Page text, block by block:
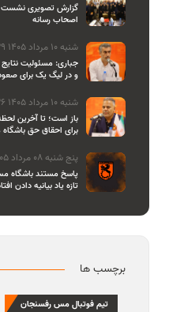
گزارش تصویری نشست
اصحاب رسانه
شنبه 10 مرداد 1405 08:39
جباری: مسئولیت نتایج
و در لیگ یک برای
شنبه 10 مرداد 1405 08:36
برای احقاق حق
پنج شنبه 08 مرداد 1405 20:28
پاسخ مستند باشگاه
تازه یاد بیانیه دادن
برچسب ها
تیم فوتبال مس رفسنجان